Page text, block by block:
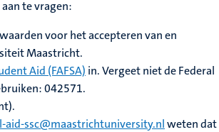
te vragen:
voor het accepteren van en
Maastricht.
Aid (FAFSA) in. Vergeet niet de Federal
042571.
aid-ssc@maastrichtuniversity.nlweten dat